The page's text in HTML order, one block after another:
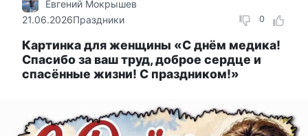
0
Евгений Мокрышев
21.06.2026Праздники
Картинка для женщины «С днём медика!
Спасибо за ваш труд, доброе сердце и
спасённые жизни! С праздником!»